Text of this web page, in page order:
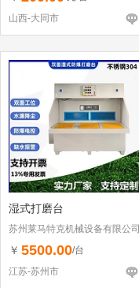
山西-大同市
湿式打磨台
苏州莱马特克机械设备有限公司
￥ 5500.00/台
江苏-苏州市